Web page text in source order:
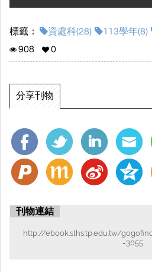
標籤： 資處科(28) 113學年(8)
908
0
分享刊物
刊物連結
http://ebook.slhs.tp.edu.tw/
=3055